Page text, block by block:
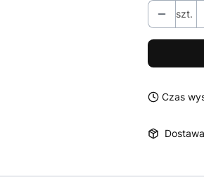
szt.
Czas
Dostawa